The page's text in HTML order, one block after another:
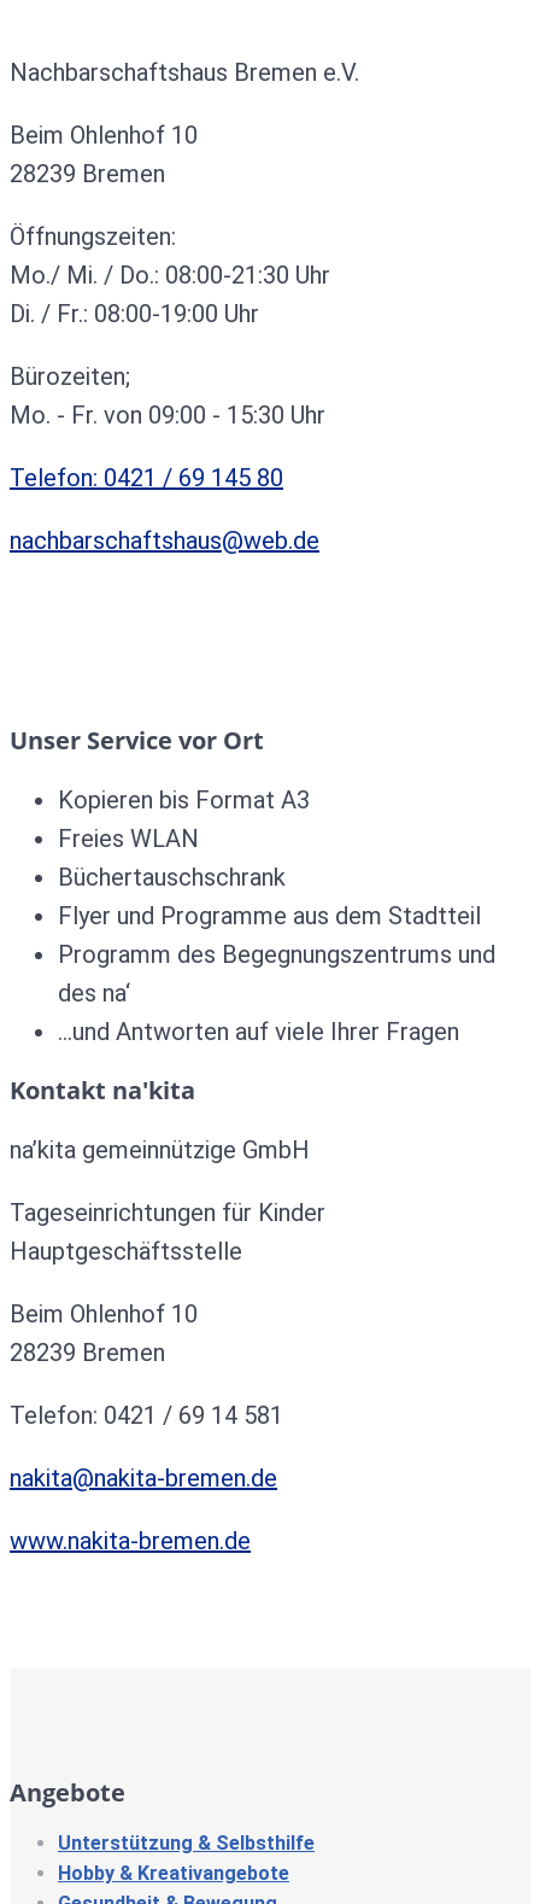
Nachbarschaftshaus Bremen e.V.
Beim Ohlenhof 10
28239 Bremen
Öffnungszeiten:
Mo./ Mi. / Do.: 08:00-21:30 Uhr
Di. / Fr.: 08:00-19:00 Uhr
Bürozeiten;
Mo. - Fr. von 09:00 - 15:30 Uhr
Telefon: 0421 / 69 145 80
nachbarschaftshaus@web.de
Unser Service vor Ort
Kopieren bis Format A3
Freies WLAN
Büchertauschschrank
Flyer und Programme aus dem Stadtteil
Programm des Begegnungszentrums und
des na‘
…und Antworten auf viele Ihrer Fragen
Kontakt na'kita
na’kita gemeinnützige GmbH
Tageseinrichtungen für Kinder
Hauptgeschäftsstelle
Beim Ohlenhof 10
28239 Bremen
Telefon: 0421 / 69 14 581
nakita@nakita-bremen.de
www.nakita-bremen.de
Angebote
Unterstützung & Selbsthilfe
Hobby & Kreativangebote